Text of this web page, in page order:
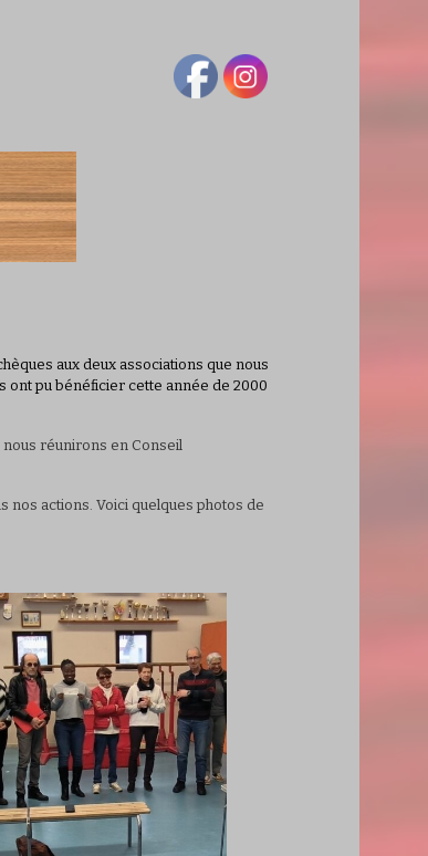
aux deux associations que nous
ont pu bénéficier cette année de 2000
réunirons en Conseil
nos actions. Voici quelques photos de